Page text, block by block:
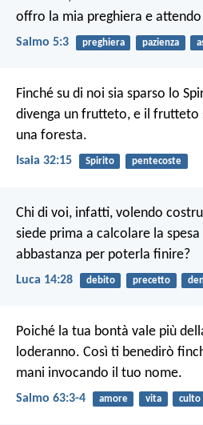
offro la mia preghiera e
Salmo 5:3 preghiera pazienza
Finché su di noi sia sparso lo
divenga un frutteto, e il frutteto
una foresta.
Isaia 32:15 Spirito pentecoste
Chi di voi, infatti, volendo
siede prima a calcolare la
abbastanza per poterla finire?
Luca 14:28 debito precetto
Poiché la tua bontà vale più
loderanno. Così ti benedirò
mani invocando il tuo nome.
Salmo 63:3-4 amore vita culto